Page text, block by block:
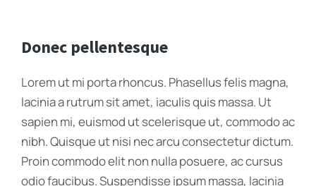
Donec pellentesque
Lorem ut mi porta rhoncus. Phasellus felis magna,
lacinia a rutrum sit amet, iaculis quis massa. Ut
sapien mi, euismod ut scelerisque ut, commodo ac
nibh. Quisque ut nisi nec arcu consectetur dictum.
Proin commodo elit non nulla posuere, ac cursus
odio faucibus. Suspendisse ipsum massa, lacinia